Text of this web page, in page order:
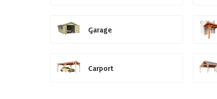
Garage
Carport